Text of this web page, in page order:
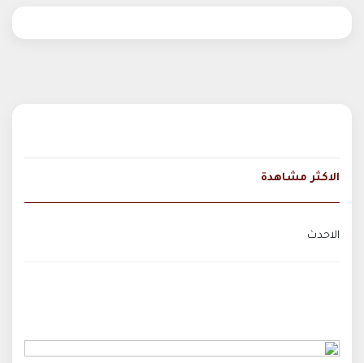
الاكثر مشاهدة
الاحدث